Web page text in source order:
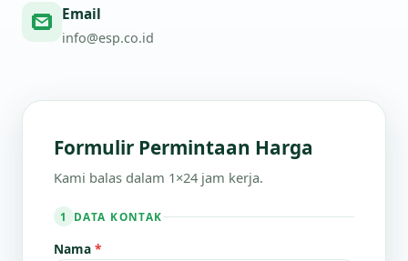
Email
info@esp.co.id
Formulir Permintaan Harga
Kami balas dalam 1×24 jam kerja.
1 DATA KONTAK
Nama *